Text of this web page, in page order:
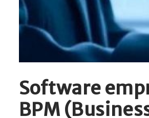
Software
BPM